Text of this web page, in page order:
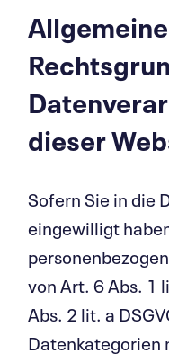
dieser
Sofern Sie in die
eingewilligt
von Art. 6 Abs. 1
Abs. 2 lit. a
Datenkategorien